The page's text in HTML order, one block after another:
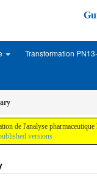
Transformation
de l'analyse
versions